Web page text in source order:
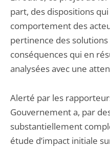
part, des dispositions
comportement des
pertinence des
conséquences qui en
analysées avec une
Alerté par les
Gouvernement a, par
substantiellement
étude d’impact initiale